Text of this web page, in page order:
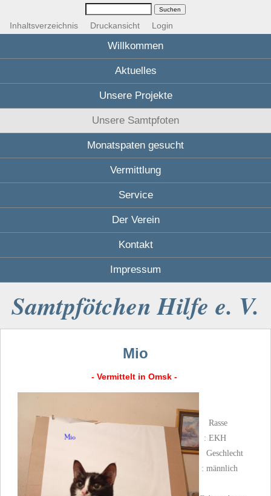
Inhaltsverzeichnis Druckansicht Login
Willkommen
Aktuelles
Unsere Projekte
Unsere Samtpfoten
Monatspaten gesucht
Vermittlung
Service
Der Verein
Kontakt
Impressum
Samtpfötchen Hilfe e. V.
Mio
- Vermittelt in Omsk -
Rasse
: EKH
Geschlecht
: männlich